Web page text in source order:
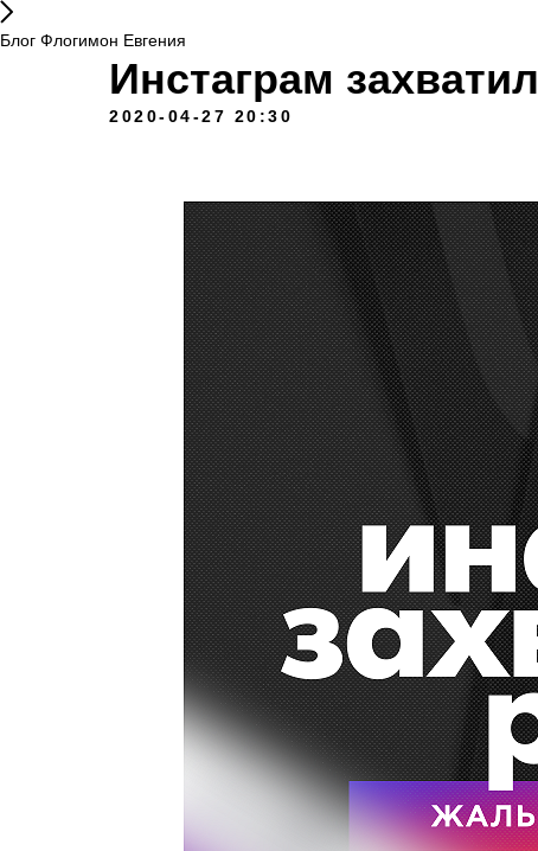
Блог Флогимон Евгения
Инстаграм
2020-04-27 20:30